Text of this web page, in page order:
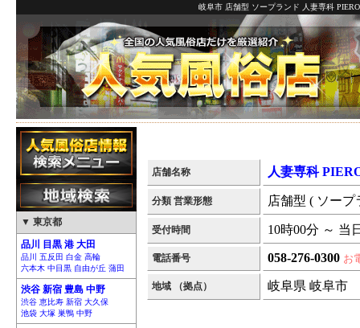
岐阜市 店舗型 ソープランド 人妻専科
▼ 東京都
品川 目黒 港 大田
品川 五反田 白金 高輪
六本木 中目黒 自由が丘 蒲田
渋谷 新宿 豊島 中野
渋谷 恵比寿 新宿 大久保
池袋 大塚 巣鴨 中野
店舗名称 人妻専科
分類 営業形態 店舗型 ( ソープ
受付時間 10時00分 ～ 当
電話番号 058-276-0300 お
地域 （拠点） 岐阜県 岐阜市